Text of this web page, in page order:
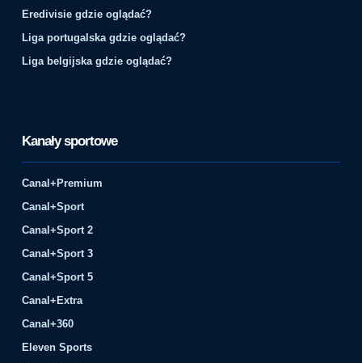
Eredivisie gdzie oglądać?
Liga portugalska gdzie oglądać?
Liga belgijska gdzie oglądać?
Kanały sportowe
Canal+Premium
Canal+Sport
Canal+Sport 2
Canal+Sport 3
Canal+Sport 5
Canal+Extra
Canal+360
Eleven Sports